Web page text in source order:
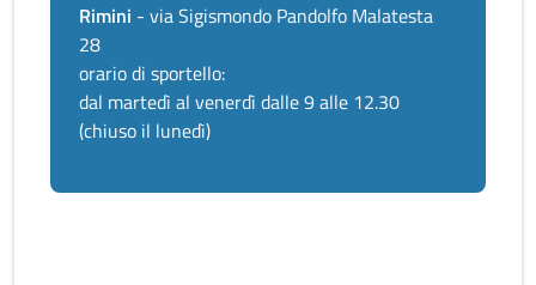
Rimini - via Sigismondo Pandolfo Malatesta
28
orario di sportello:
dal martedì al venerdì dalle 9 alle 12.30
(chiuso il lunedì)